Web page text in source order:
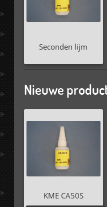
Seconden lijm
Nieuwe
KME CA50S